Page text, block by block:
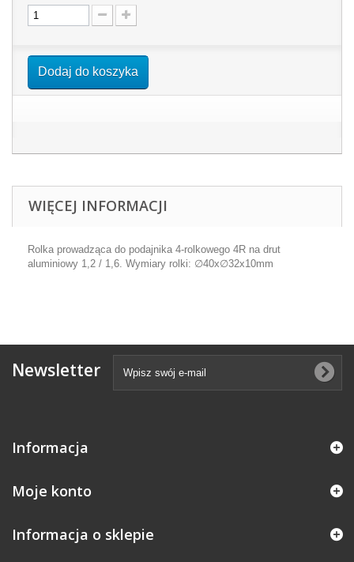
Dodaj do koszyka
WIĘCEJ INFORMACJI
Rolka prowadząca do podajnika 4-rolkowego 4R na drut
aluminiowy 1,2 / 1,6. Wymiary rolki: ∅40x∅32x10mm
Newsletter
Informacja
Moje konto
Informacja o sklepie